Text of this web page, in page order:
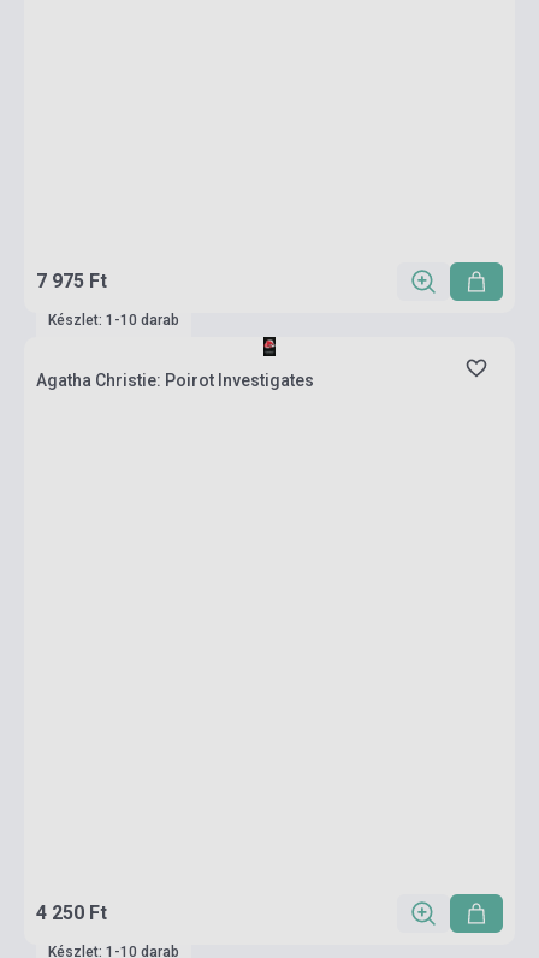
7 975 Ft
Készlet: 1-10 darab
Agatha Christie: Poirot Investigates
4 250 Ft
Készlet: 1-10 darab